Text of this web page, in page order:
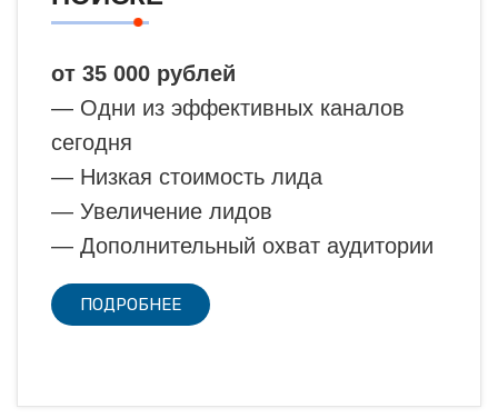
от 35 000 рублей
— Одни из эффективных каналов
сегодня
— Низкая стоимость лида
— Увеличение лидов
— Дополнительный охват аудитории
ПОДРОБНЕЕ